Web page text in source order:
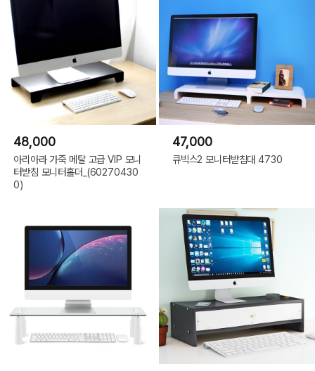
48,000
아리아라 가죽 메탈 고급 VIP 모니
터받침 모니터홀더_(60270430
0)
47,000
큐빅스2 모니터받침대 4730